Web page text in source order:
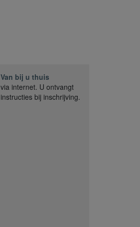
Van bij u thuis
via internet. U ontvangt
instructies bij inschrijving.